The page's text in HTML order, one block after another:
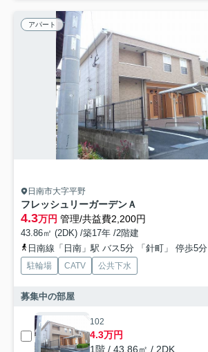
アパート
日南市大字平野
フレッシュリーガーデンＡ
4.3万円 管理/共益費2,200円
43.86㎡ (2DK) /築17年 /2階建
日南線「日南」駅 バス5分 「針町」 停歩5分
駐輪場 CATV 公共下水
募集中の部屋
102
4.3万円
1階 / 43.86㎡ / 2DK